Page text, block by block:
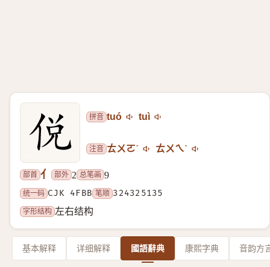
拼音 tuó tuì
注音 ㄊㄨㄛˊ ㄊㄨㄟˋ
部首 亻 部外 2 总笔画 9
统一码 CJK 4FBB 笔顺 324325135
字形结构 左右结构
基本解释 详细解释 國語辭典 康熙字典 音韵方